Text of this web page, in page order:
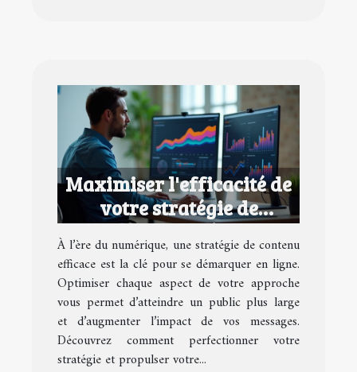
Maximiser l'efficacité de
votre stratégie de
contenu numérique
À l’ère du numérique, une stratégie de contenu
efficace est la clé pour se démarquer en ligne.
Optimiser chaque aspect de votre approche
vous permet d’atteindre un public plus large
et d’augmenter l’impact de vos messages.
Découvrez comment perfectionner votre
stratégie et propulser votre...